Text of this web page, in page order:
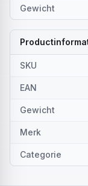
Gewicht
SKU
EAN
Gewicht
Merk
Categorie